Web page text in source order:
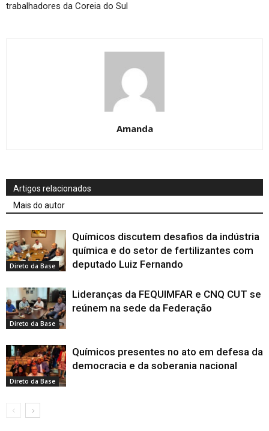
trabalhadores da Coreia do Sul
Amanda
Artigos relacionados
Mais do autor
Direto da Base
Químicos discutem desafios da indústria
química e do setor de fertilizantes com
deputado Luiz Fernando
Direto da Base
Lideranças da FEQUIMFAR e CNQ CUT se
reúnem na sede da Federação
Direto da Base
Químicos presentes no ato em defesa da
democracia e da soberania nacional